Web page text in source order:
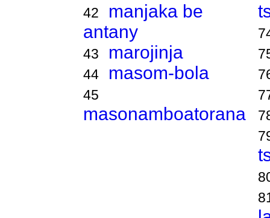
42
manjaka be
antany
43 marojinja
44 masom-bola
45
masonamboatorana